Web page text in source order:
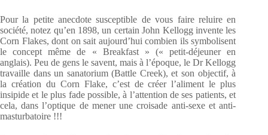
Pour la petite anecdote susceptible de vous faire reluire en
société, notez qu’en 1898, un certain John Kellogg invente les
Corn Flakes, dont on sait aujourd’hui combien ils symbolisent
le concept même de « Breakfast » (« petit-déjeuner en
anglais). Peu de gens le savent, mais à l’époque, le Dr Kellogg
travaille dans un sanatorium (Battle Creek), et son objectif, à
la création du Corn Flake, c’est de créer l’aliment le plus
insipide et le plus fade possible, à l’attention de ses patients, et
cela, dans l’optique de mener une croisade anti-sexe et anti-
masturbatoire !!!